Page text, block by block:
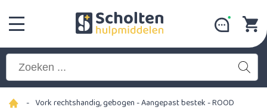
- Vork rechtshandig, gebogen - Aangepast bestek - ROOD